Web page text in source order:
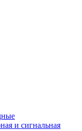
и сигнальная